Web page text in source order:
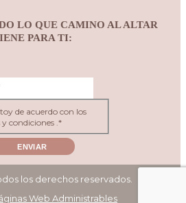
LO QUE CAMINO AL ALTAR
PARA TI:
de acuerdo con los
condiciones .*
ENVIAR
los derechos reservados.
Web Administrables